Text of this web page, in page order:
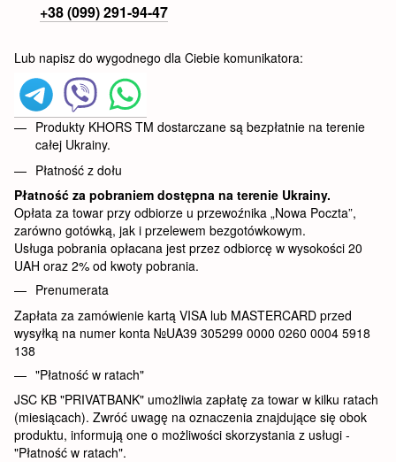
+38 (099) 291-94-47
Lub napisz do wygodnego dla Ciebie komunikatora:
Produkty KHORS TM dostarczane są bezpłatnie na terenie
całej Ukrainy.
Płatność z dołu
Płatność za pobraniem dostępna na terenie Ukrainy.
Opłata za towar przy odbiorze u przewoźnika „Nowa Poczta”,
zarówno gotówką, jak i przelewem bezgotówkowym.
Usługa pobrania opłacana jest przez odbiorcę w wysokości 20
UAH oraz 2% od kwoty pobrania.
Prenumerata
Zapłata za zamówienie kartą VISA lub MASTERCARD przed
wysyłką na numer konta №UA39 305299 0000 0260 0004 5918
138
"Płatność w ratach"
JSC KB "PRIVATBANK" umożliwia zapłatę za towar w kilku ratach
(miesiącach). Zwróć uwagę na oznaczenia znajdujące się obok
produktu, informują one o możliwości skorzystania z usługi -
"Płatność w ratach".